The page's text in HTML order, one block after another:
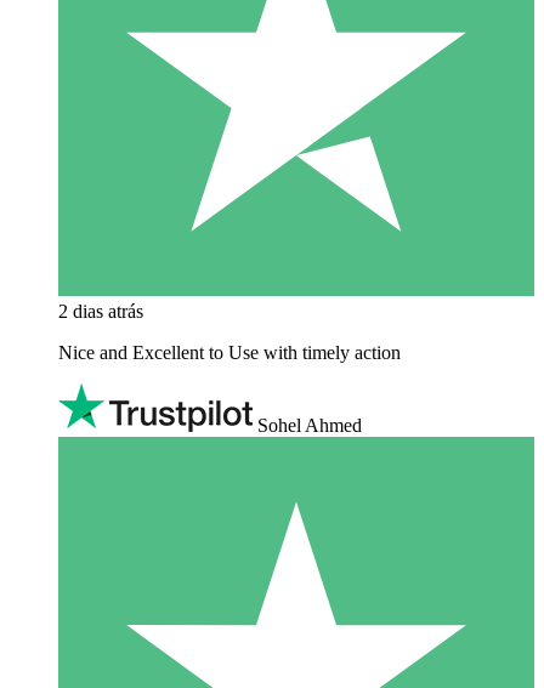
2 dias atrás
Nice and Excellent to Use with timely action
Sohel Ahmed